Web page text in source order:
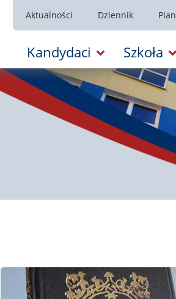
Aktualności Dziennik Plan
Kandydaci Szkoła